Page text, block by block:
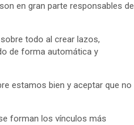
en gran parte responsables de
todo al crear lazos,
de forma automática y
estamos bien y aceptar que no
forman los vínculos más